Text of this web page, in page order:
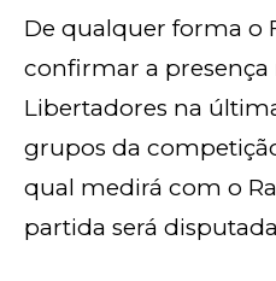
De qualquer forma o
confirmar a
Libertadores na
grupos da
qual medirá com o
partida será